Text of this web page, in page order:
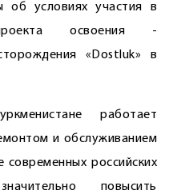
об условиях участия в
освоения
«Dostluk» в
работает
и обслуживанием
российских
повысить